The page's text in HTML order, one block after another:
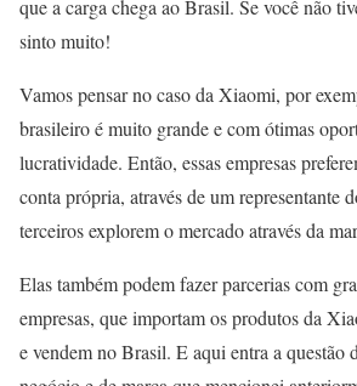
que a carga chega ao Brasil. Se você não
sinto muito!
Vamos pensar no caso da Xiaomi, por
brasileiro é muito grande e com ótimas
lucratividade. Então, essas empresas
conta própria, através de um representante
terceiros explorem o mercado através da
Elas também podem fazer parcerias com
empresas, que importam os produtos da
e vendem no Brasil. E aqui entra a questão